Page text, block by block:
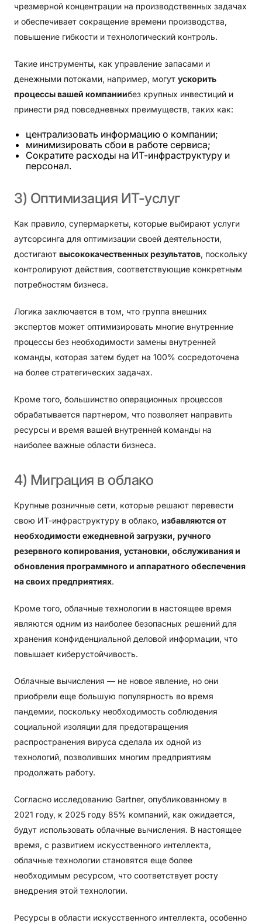
чрезмерной концентрации на производственных задачах
и обеспечивает сокращение времени производства,
повышение гибкости и технологический контроль.
Такие инструменты, как управление запасами и
денежными потоками, например, могут ускорить
процессы вашей компаниибез крупных инвестиций и
принести ряд повседневных преимуществ, таких как:
централизовать информацию о компании;
минимизировать сбои в работе сервиса;
Сократите расходы на ИТ-инфраструктуру и
персонал.
3) Оптимизация ИТ-услуг
Как правило, супермаркеты, которые выбирают услуги
аутсорсинга для оптимизации своей деятельности,
достигают высококачественных результатов, поскольку
контролируют действия, соответствующие конкретным
потребностям бизнеса.
Логика заключается в том, что группа внешних
экспертов может оптимизировать многие внутренние
процессы без необходимости замены внутренней
команды, которая затем будет на 100% сосредоточена
на более стратегических задачах.
Кроме того, большинство операционных процессов
обрабатывается партнером, что позволяет направить
ресурсы и время вашей внутренней команды на
наиболее важные области бизнеса.
4) Миграция в облако
Крупные розничные сети, которые решают перевести
свою ИТ-инфраструктуру в облако, избавляются от
необходимости ежедневной загрузки, ручного
резервного копирования, установки, обслуживания и
обновления программного и аппаратного обеспечения
на своих предприятиях.
Кроме того, облачные технологии в настоящее время
являются одним из наиболее безопасных решений для
хранения конфиденциальной деловой информации, что
повышает киберустойчивость.
Облачные вычисления — не новое явление, но они
приобрели еще большую популярность во время
пандемии, поскольку необходимость соблюдения
социальной изоляции для предотвращения
распространения вируса сделала их одной из
технологий, позволивших многим предприятиям
продолжать работу.
Согласно исследованию Gartner, опубликованному в
2021 году, к 2025 году 85% компаний, как ожидается,
будут использовать облачные вычисления. В настоящее
время, с развитием искусственного интеллекта,
облачные технологии становятся еще более
необходимым ресурсом, что соответствует росту
внедрения этой технологии.
Ресурсы в области искусственного интеллекта, особенно